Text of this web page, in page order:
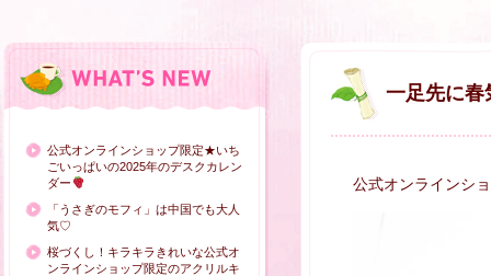
公式オンラインショップ限定★いち
ごいっぱいの2025年のデスクカレン
ダー
「うさぎのモフィ」は中国でも大人
気♡
桜づくし！キラキラきれいな公式オ
ンラインショップ限定のアクリルキ
一足先に春
公式オンラインシ